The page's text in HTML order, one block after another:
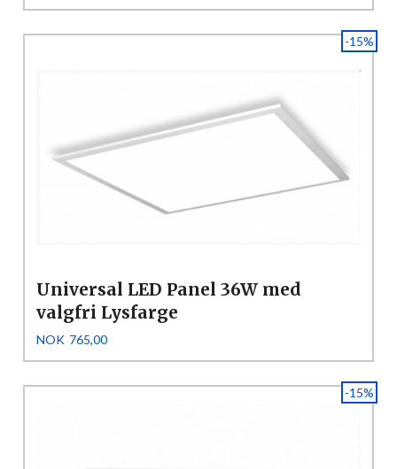
Universal LED Panel 36W med
valgfri Lysfarge
Tilbud
NOK 765,00Rabatt
-15%
-15%